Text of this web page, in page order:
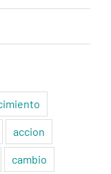
accion
cambio